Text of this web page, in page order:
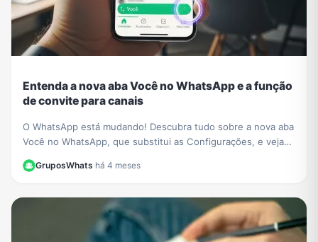
Entenda a nova aba Você no WhatsApp e a função
de convite para canais
O WhatsApp está mudando! Descubra tudo sobre a nova aba
Você no WhatsApp, que substitui as Configurações, e veja
GruposWhats·há 4 meses